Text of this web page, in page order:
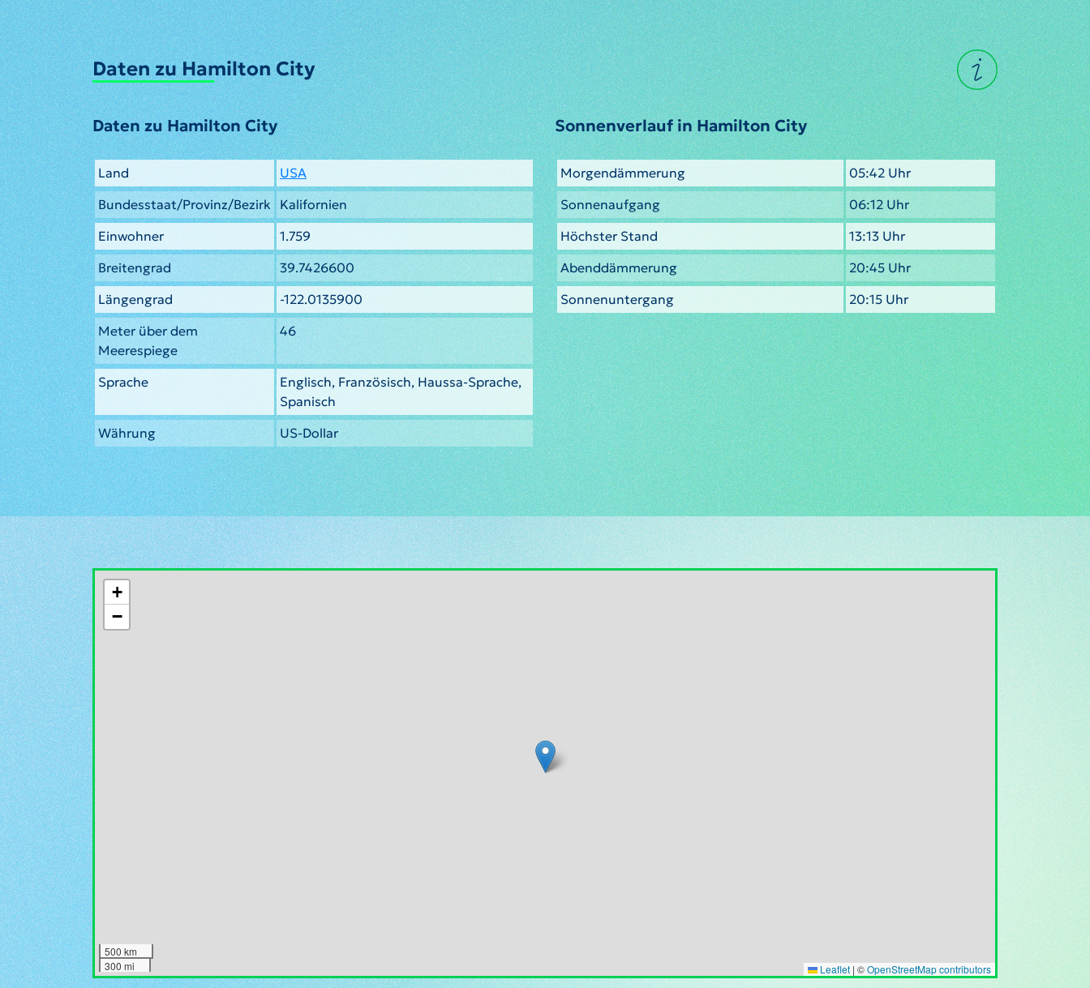
Daten zu Hamilton City
Daten zu Hamilton City
Land
USA
Bundesstaat/Provinz/Bezirk Kalifornien
Einwohner
1.759
Breitengrad
39.7426600
Längengrad
-122.0135900
Meter über dem
Meerespiege
46
Sprache
Englisch, Französisch, Haussa-Sprache,
Spanisch
Währung
US-Dollar
Sonnenverlauf in Hamilton City
Morgendämmerung
05:42 Uhr
Sonnenaufgang
06:12 Uhr
Höchster Stand
13:13 Uhr
Abenddämmerung
20:45 Uhr
Sonnenuntergang
20:15 Uhr
+
−
500 km
300 mi
Leaflet | ©OpenStreetMap contributors